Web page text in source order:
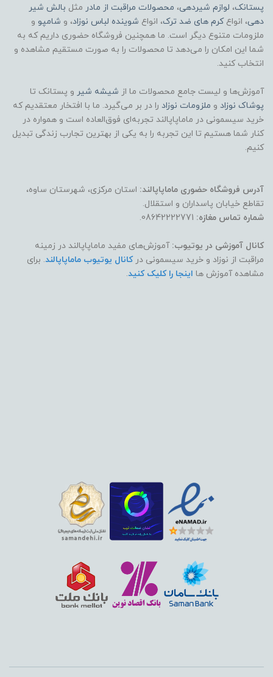
پستانک، لوازم شیردهی، محصولات مراقبت از مادر مثل بالش شیر
دهی، انواعکرم های ضد ترک، انواع شوینده لباس نوزاد، و شامپو و
ملزومات متنوع دیگر است. ما همچنین فروشگاه حضوری داریم که به
شما این امکان را می‌دهد تا محصولات را به صورت مستقیم مشاهده و
انتخاب کنید.
آموزش‌ها و لیست جامع محصولات ما از شیشه شیر و پستانک تا
پوشاک نوزاد و ملزومات نوزاد را در بر می‌گیرد. ما با افتخار معتقدیم که
خرید سیسمونی در ماماپاپالند تجربه‌ای فوق‌العاده است و همواره در
کنار شما هستیم تا این تجربه را به یکی از بهترین تجارب زندگی تبدیل
کنیم.
آدرس فروشگاه حضوری ماماپاپالند: استان مرکزی، شهرستان ساوه،
تقاطع خیابان پاسداران و استقلال.
شماره تماس مغازه:
کانال آموزشی در یوتیوب: آموزش‌های مفید ماماپاپالند در زمینه
مراقبت از نوزاد و خرید سیسمونی درکانال یوتیوب ماماپاپالند. برای
مشاهده آموزش ها اینجا را کلیک کنید.